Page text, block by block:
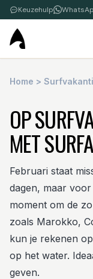
Keuzehulp
Home >
OP
MET
Februari staat
dagen, maar
moment om de
zoals Marokko,
kun je rekenen
op het water.
geven.